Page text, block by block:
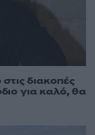
διακοπές
για καλό, θα